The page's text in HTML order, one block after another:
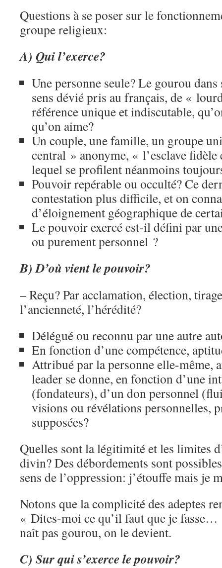
Questions à se poser sur le
groupe religieux:
A) Qui l’exerce?
Une personne seule? Le gourou
sens dévié pris au français, de «
référence unique et indiscutable,
qu’on aime?
Un couple, une famille, un groupe
central » anonyme, « l’esclave
lequel se profilent néanmoins
Pouvoir repérable ou occulté? Ce
contestation plus difficile, et on
d’éloignement géographique de
Le pouvoir exercé est-il défini par
ou purement personnel ?
B) D’où vient le pouvoir?
– Reçu? Par acclamation, élection,
l’ancienneté, l’hérédité?
Délégué ou reconnu par une autre
En fonction d’une compétence,
Attribué par la personne elle-même,
leader se donne, en fonction d’une
(fondateurs), d’un don personnel
visions ou révélations personnelles,
supposées?
Quelles sont la légitimité et les limites
divin? Des débordements sont
sens de l’oppression: j’étouffe mais je
Notons que la complicité des adeptes
« Dites-moi ce qu’il faut que je fasse…
naît pas gourou, on le devient.
C) Sur qui s’exerce le pouvoir?